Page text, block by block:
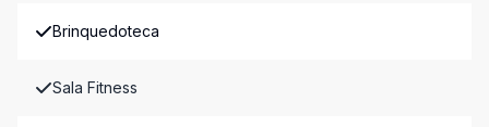
Brinquedoteca
Sala Fitness